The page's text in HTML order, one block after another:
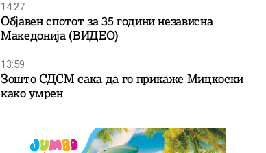
14:27
Објавен спотот за 35 години независна
Македонија (ВИДЕО)
13:59
Зошто СДСМ сака да го прикаже Мицкоски
како умрен